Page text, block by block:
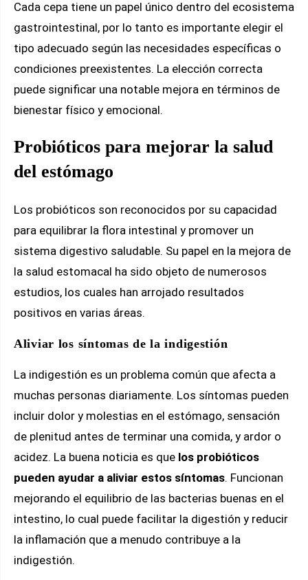
Cada cepa tiene un papel único dentro del ecosistema
gastrointestinal, por lo tanto es importante elegir el
tipo adecuado según las necesidades específicas o
condiciones preexistentes. La elección correcta
puede significar una notable mejora en términos de
bienestar físico y emocional.
Probióticos para mejorar la salud
del estómago
Los probióticos son reconocidos por su capacidad
para equilibrar la flora intestinal y promover un
sistema digestivo saludable. Su papel en la mejora de
la salud estomacal ha sido objeto de numerosos
estudios, los cuales han arrojado resultados
positivos en varias áreas.
Aliviar los síntomas de la indigestión
La indigestión es un problema común que afecta a
muchas personas diariamente. Los síntomas pueden
incluir dolor y molestias en el estómago, sensación
de plenitud antes de terminar una comida, y ardor o
acidez. La buena noticia es que los probióticos
pueden ayudar a aliviar estos síntomas. Funcionan
mejorando el equilibrio de las bacterias buenas en el
intestino, lo cual puede facilitar la digestión y reducir
la inflamación que a menudo contribuye a la
indigestión.